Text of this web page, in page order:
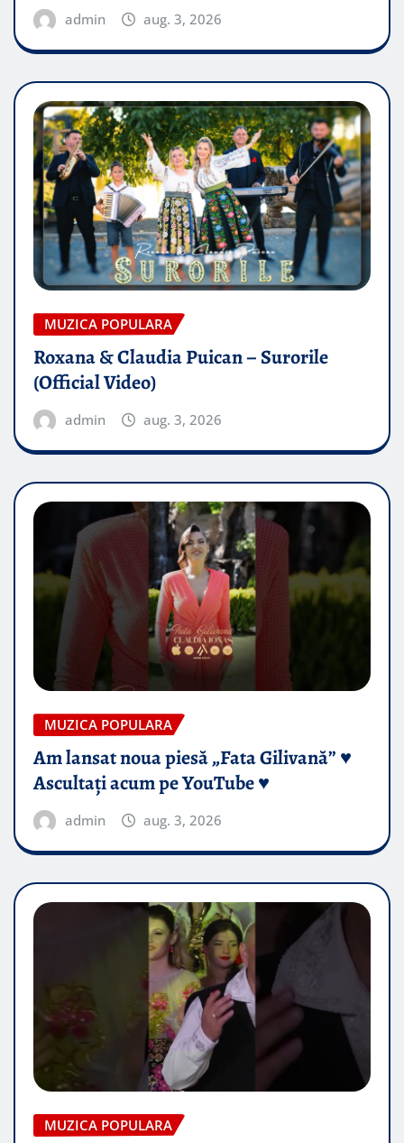
admin aug. 3, 2026
MUZICA POPULARA
Roxana & Claudia Puican – Surorile
(Official Video)
admin aug. 3, 2026
MUZICA POPULARA
Am lansat noua piesă „Fata Gilivană” ♥️
Ascultați acum pe YouTube ♥️
admin aug. 3, 2026
MUZICA POPULARA